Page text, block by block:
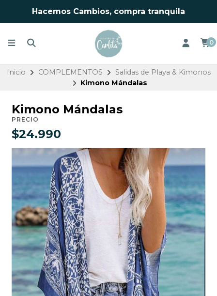
Hacemos Cambios, compra tranquila
0
Inicio COMPLEMENTOS
Salidas de Playa & Kimonos
Kimono Mándalas
Kimono Mándalas
PRECIO
$24.990